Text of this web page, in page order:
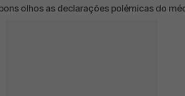
olhos as declarações polémicas do